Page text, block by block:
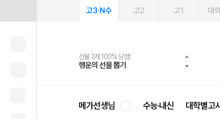
고3·N수 고2 고1 대
선물 3개 100% 당첨!
행운의 선물 뽑기
선물 100% 증정!
메가스터디 X 올리브
2027 러셀 단과
강사 공개선발
스마트러닝앱
설문 EVENT
메가패스
3일 무료 체험권
메가패스 수강생 무료혜택!
메가클럽 멤버십
사회공헌 캠페인
희망이룸 메가나눔
메가선생님 수능·내신 대학별고